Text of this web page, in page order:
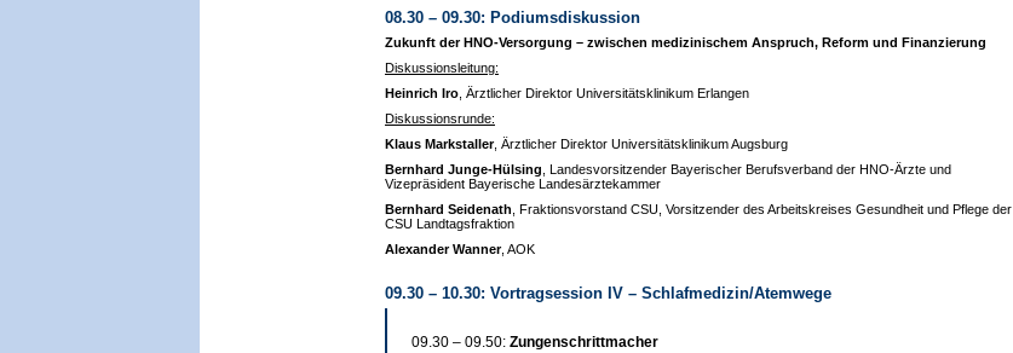
08.30 – 09.30: Podiumsdiskussion
Zukunft der HNO-Versorgung – zwischen medizinischem Anspruch, Reform und Finanzierung
Diskussionsleitung:
Heinrich Iro , Ärztlicher Direktor Universitätsklinikum Erlangen
Diskussionsrunde:
Klaus Markstaller, Ärztlicher Direktor Universitätsklinikum Augsburg
Bernhard Junge-Hülsing , Landesvorsitzender Bayerischer Berufsverband der HNO-Ärzte und
Vizepräsident Bayerische Landesärztekammer
Bernhard Seidenath , Fraktionsvorstand CSU, Vorsitzender des Arbeitskreises Gesundheit und Pflege der
CSU Landtagsfraktion
Alexander Wanner, AOK
09.30 – 10.30: Vortragsession IV – Schlafmedizin/Atemwege
09.30 – 09.50: Zungenschrittmacher